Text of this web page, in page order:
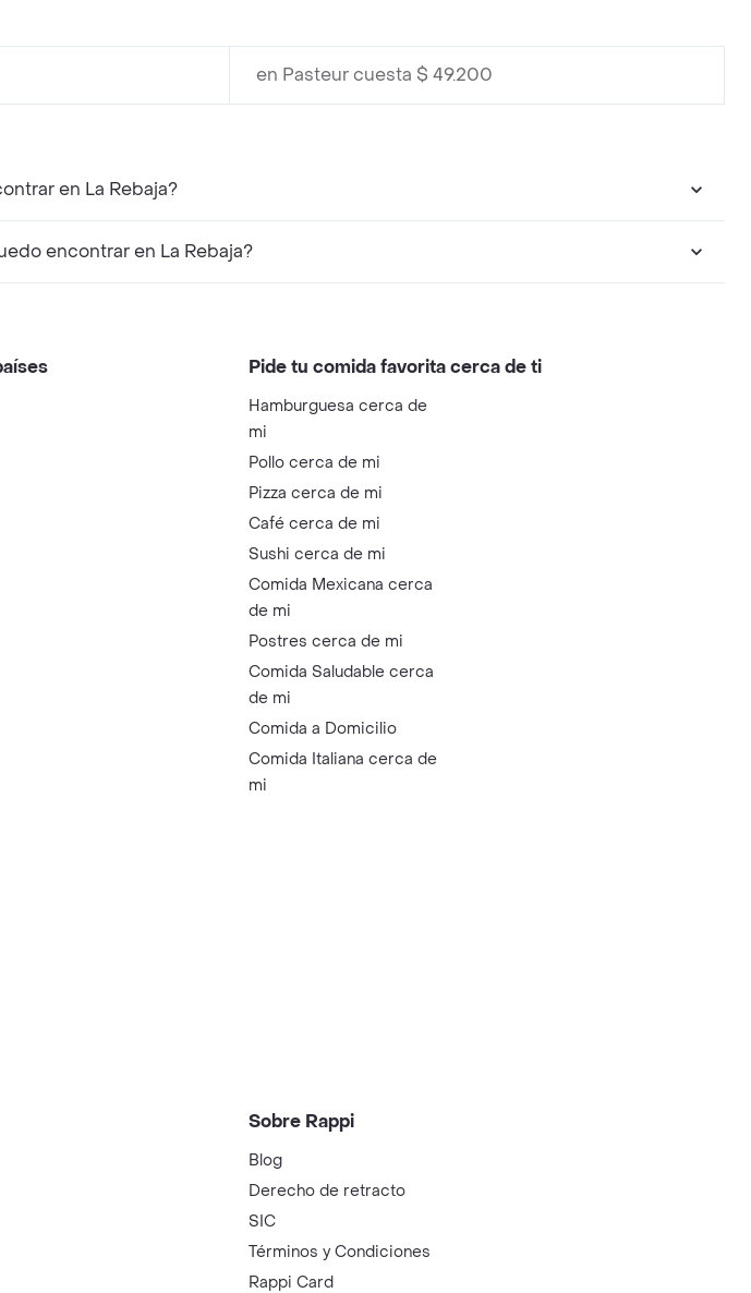
en Pasteur cuesta $ 49.200
en La Rebaja?
encontrar en La Rebaja?
Pide tu comida favorita cerca de ti
Hamburguesa cerca de
mi
Pollo cerca de mi
Pizza cerca de mi
Café cerca de mi
Sushi cerca de mi
Comida Mexicana cerca
de mi
Postres cerca de mi
Comida Saludable cerca
de mi
Comida a Domicilio
Comida Italiana cerca de
mi
Sobre Rappi
Blog
Derecho de retracto
SIC
Términos y Condiciones
Rappi Card